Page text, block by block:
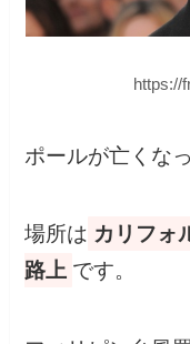
https://
ポールが亡くな
場所は カリフォ
路上 です。